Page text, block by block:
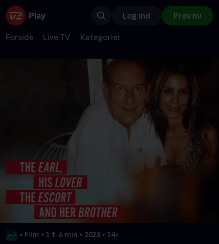
Log ind Prøv nu
Forside Live TV Kategorier
• Film • 1 t. 6 min • 2023 • 14+